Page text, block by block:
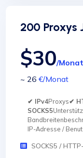
200 Proxys
$30/Monat
~ 26 €/Monat
✔ IPv4Proxys✔
SOCKS5
IP-Adresse /
SOCKS5 /